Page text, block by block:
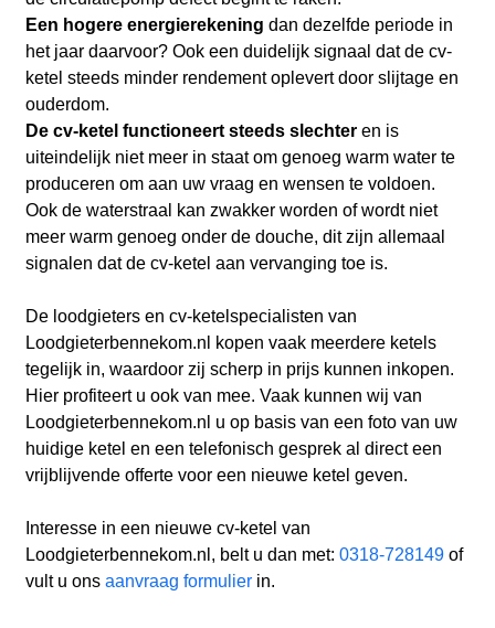
Een hogere energierekening dan dezelfde periode in
het jaar daarvoor? Ook een duidelijk signaal dat de cv-
ketel steeds minder rendement oplevert door slijtage en
ouderdom.
De cv-ketel functioneert steeds slechteren is
uiteindelijk niet meer in staat om genoeg warm water te
produceren om aan uw vraag en wensen te voldoen.
Ook de waterstraal kan zwakker worden of wordt niet
meer warm genoeg onder de douche, dit zijn allemaal
signalen dat de cv-ketel aan vervanging toe is.
De loodgieters en cv-ketelspecialisten van
Loodgieterbennekom.nl kopen vaak meerdere ketels
tegelijk in, waardoor zij scherp in prijs kunnen inkopen.
Hier profiteert u ook van mee. Vaak kunnen wij van
Loodgieterbennekom.nl u op basis van een foto van uw
huidige ketel en een telefonisch gesprek al direct een
vrijblijvende offerte voor een nieuwe ketel geven.
Interesse in een nieuwe cv-ketel van
Loodgieterbennekom.nl, belt u dan met: 0318-728149of
vult u ons aanvraag formulierin.